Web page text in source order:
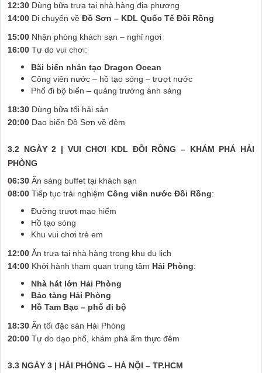
12:30 Dùng bữa trưa tại nhà hàng địa phương
14:00 Di chuyển về Đồ Sơn – KDL Quốc Tế Đồi Rồng
15:00 Nhận phòng khách sạn – nghỉ ngơi
16:00 Tự do vui chơi:
Bãi biển nhân tạo Dragon Ocean
Công viên nước – hồ tạo sóng – trượt nước
Phố đi bộ biển – quảng trường ánh sáng
18:30 Dùng bữa tối hải sản
20:00 Dạo biển Đồ Sơn về đêm
3.2 NGÀY 2 | VUI CHƠI KDL ĐỒI RỒNG – KHÁM PHÁ HẢI
PHÒNG
06:30 Ăn sáng buffet tại khách sạn
08:00 Tiếp tục trải nghiệm Công viên nước Đồi Rồng:
Đường trượt mạo hiểm
Hồ tạo sóng
Khu vui chơi trẻ em
12:00 Ăn trưa tại nhà hàng trong khu du lịch
14:00 Khởi hành tham quan trung tâm Hải Phòng:
Nhà hát lớn Hải Phòng
Bảo tàng Hải Phòng
Hồ Tam Bạc – phố đi bộ
18:30 Ăn tối đặc sản Hải Phòng
20:00 Tự do dạo phố, khám phá ẩm thực đêm
3.3 NGÀY 3 | HẢI PHÒNG – HÀ NỘI – TP.HCM